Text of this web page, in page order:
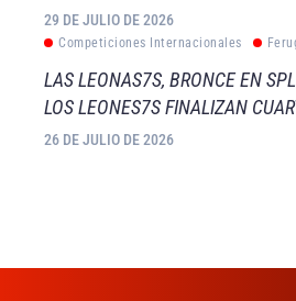
29 DE JULIO DE 2026
Competiciones Internacionales
LAS LEONAS7S, BRONCE EN
LOS LEONES7S FINALIZAN
26 DE JULIO DE 2026